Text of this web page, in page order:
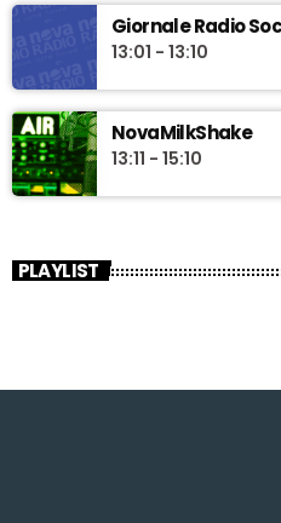
Giornale Radio
13:01 - 13:10
NovaMilkShake
13:11 - 15:10
PLAYLIST